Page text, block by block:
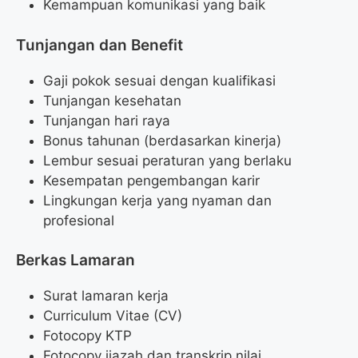
Kemampuan komunikasi yang baik
Tunjangan dan Benefit
Gaji pokok sesuai dengan kualifikasi
Tunjangan kesehatan
Tunjangan hari raya
Bonus tahunan (berdasarkan kinerja)
Lembur sesuai peraturan yang berlaku
Kesempatan pengembangan karir
Lingkungan kerja yang nyaman dan
profesional
Berkas Lamaran
Surat lamaran kerja
Curriculum Vitae (CV)
Fotocopy KTP